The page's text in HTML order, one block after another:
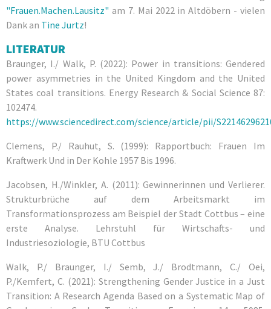
"Frauen.Machen.Lausitz" am 7. Mai 2022 in Altdöbern - vielen
Dank an Tine Jurtz!
LITERATUR
Braunger, I./ Walk, P. (2022): Power in transitions: Gendered
power asymmetries in the United Kingdom and the United
States coal transitions. Energy Research & Social Science 87:
102474.
https://www.sciencedirect.com/science/article/pii/
Clemens, P./ Rauhut, S. (1999): Rapportbuch: Frauen Im
Kraftwerk Und in Der Kohle 1957 Bis 1996.
Jacobsen, H./Winkler, A. (2011): Gewinnerinnen und Verlierer.
Strukturbrüche auf dem Arbeitsmarkt im
Transformationsprozess am Beispiel der Stadt Cottbus – eine
erste Analyse. Lehrstuhl für Wirtschafts- und
Industriesoziologie, BTU Cottbus
Walk, P./ Braunger, I./ Semb, J./ Brodtmann, C./ Oei,
P./Kemfert, C. (2021): Strengthening Gender Justice in a Just
Transition: A Research Agenda Based on a Systematic Map of